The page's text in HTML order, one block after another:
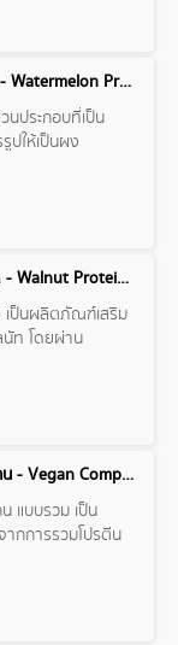
ผงโปรตีนจากแตงโม - Watermelon Protein Powder
นประกอบที่เป็น
ปให้เป็นผง
ผงโปรตีนจากวอลนัท - Walnut Protein Powder
ป็นผลิตภัณฑ์เสริม
ท โดยผ่าน
โปรตีนสำหรับชาววีแกน - Vegan Compound
แบบรวม เป็น
กการรวมโปรตีน
รตีนที่มีกรดอะมิโน
นต่อร่างกายใน